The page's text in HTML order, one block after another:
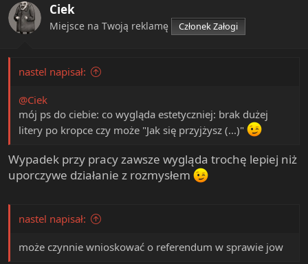
n
s
:
Ciek
Miejsce na Twoją reklamę Członek Załogi
nastel napisał:
@Ciek
mój ps do ciebie: co wygląda estetyczniej: brak dużej
litery po kropce czy może "Jak się przyjżysz (...)"
Wypadek przy pracy zawsze wygląda trochę lepiej niż
uporczywe działanie z rozmysłem
nastel napisał:
może czynnie wnioskować o referendum w sprawie jow